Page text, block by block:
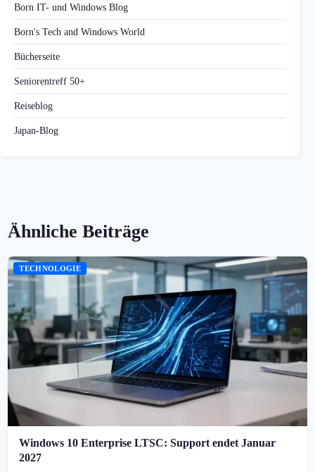
Born IT- und Windows Blog
Born's Tech and Windows World
Bücherseite
Seniorentreff 50+
Reiseblog
Japan-Blog
Ähnliche Beiträge
TECHNOLOGIE
Windows 10 Enterprise LTSC: Support endet Januar
2027